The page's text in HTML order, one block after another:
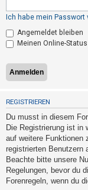
R
e
i
s
t
r
i
e
r
e
n
Ich habe mein Passwort
Angemeldet bleiben
Meinen Online-
REGISTRIEREN
Du musst in diesem
Die Registrierung ist in
auf weitere Funktionen
registrierten Benutzern
Beachte bitte unsere
Regelungen, bevor du
Forenregeln, wenn du